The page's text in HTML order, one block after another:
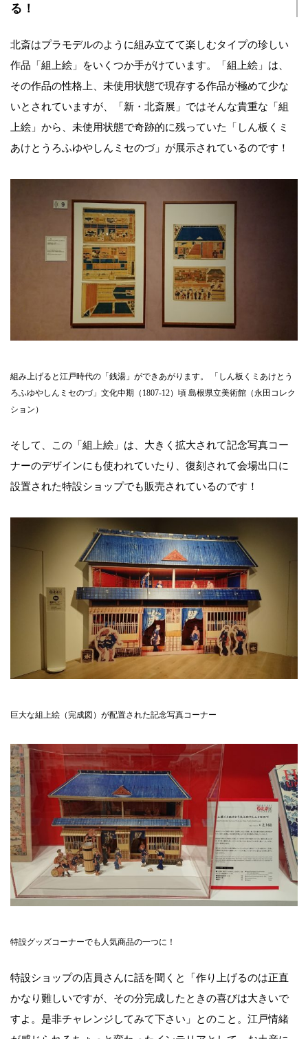
る！
北斎はプラモデルのように組み立てて楽しむタイプの珍しい
作品「組上絵」をいくつか手がけています。「組上絵」は、
その作品の性格上、未使用状態で現存する作品が極めて少な
いとされていますが、「新・北斎展」ではそんな貴重な「組
上絵」から、未使用状態で奇跡的に残っていた「しん板くミ
あけとうろふゆやしんミセのづ」が展示されているのです！
組み上げると江戸時代の「銭湯」ができあがります。 「しん板くミあけとう
ろふゆやしんミセのづ」文化中期（1807-12）頃 島根県立美術館（永田コレク
ション）
そして、この「組上絵」は、大きく拡大されて記念写真コー
ナーのデザインにも使われていたり、復刻されて会場出口に
設置された特設ショップでも販売されているのです！
巨大な組上絵（完成図）が配置された記念写真コーナー
特設グッズコーナーでも人気商品の一つに！
特設ショップの店員さんに話を聞くと「作り上げるのは正直
かなり難しいですが、その分完成したときの喜びは大きいで
すよ。是非チャレンジしてみて下さい」とのこと。江戸情緒